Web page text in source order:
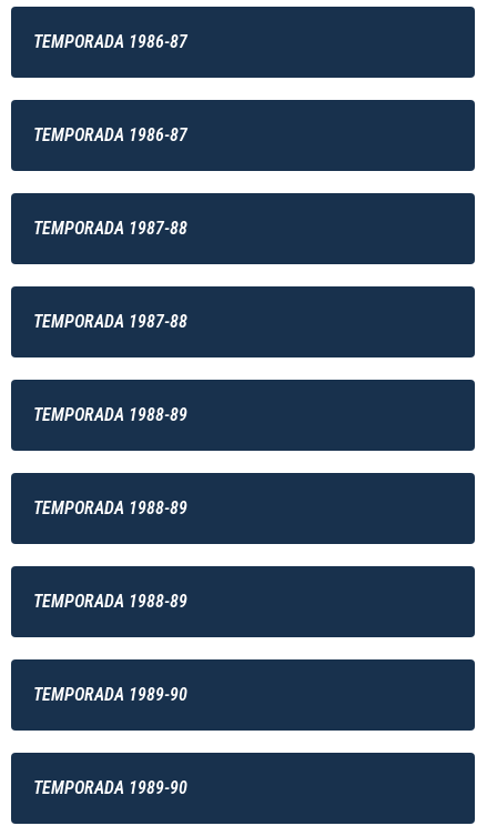
TEMPORADA 1986-87
TEMPORADA 1986-87
TEMPORADA 1987-88
TEMPORADA 1987-88
TEMPORADA 1988-89
TEMPORADA 1988-89
TEMPORADA 1988-89
TEMPORADA 1989-90
TEMPORADA 1989-90